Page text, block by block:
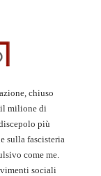
chiuso
il milione di
più
sulla fascisteria
come me.
sociali